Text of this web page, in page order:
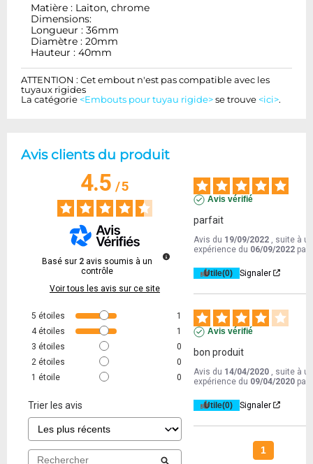
Matière : Laiton, chrome
Dimensions:
Longueur : 36mm
Diamètre : 20mm
Hauteur : 40mm
ATTENTION : Cet embout n'est pas compatible avec les
tuyaux rigides
La catégorie <Embouts pour tuyau rigide> se trouve <ici>.
Avis clients du produit
4.5/5
Basé sur 2 avis soumis à un
contrôle
Voir tous les avis sur ce site
5 étoiles
1
4 étoiles
1
3 étoiles
0
2 étoiles
0
1 étoile 0
Trier les avis
Avis vérifié
parfait
Avis du 19/09/2022
, suite à
expérience du 06/09/2022 par
Utile(0) Signaler
Avis vérifié
bon produit
Avis du 14/04/2020
, suite à
expérience du 09/04/2020 par
Utile(0) Signaler
1